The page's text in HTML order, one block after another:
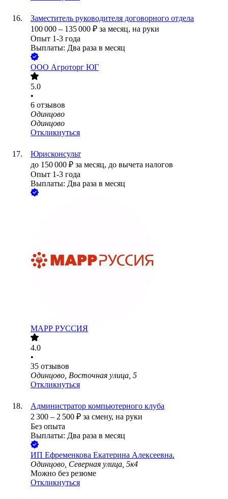
Заместитель руководителя договорного отдела
100 000 – 135 000 ₽ за месяц, на руки
Опыт 1-3 года
Выплаты: Два раза в месяц
ООО Агроторг ЮГ
5.0
•
6 отзывов
Одинцово
Одинцово
Откликнуться
Юрисконсульт
до 150 000 ₽ за месяц, до вычета налогов
Опыт 1-3 года
Выплаты: Два раза в месяц
МАРР РУССИЯ
4.0
•
35 отзывов
Одинцово, Восточная улица, 5
Откликнуться
Администратор компьютерного клуба
2 300 – 2 500 ₽ за смену, на руки
Без опыта
Выплаты: Два раза в месяц
ИП Ефременкова Екатерина Алексеевна.
Одинцово, Северная улица, 5к4
Можно без резюме
Откликнуться